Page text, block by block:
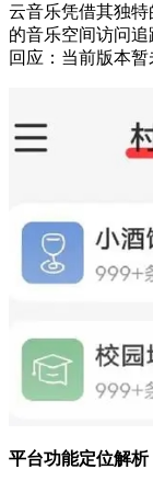
云音乐凭借其独
的音乐空间访问
回应：当前版本暂
平台功能定位解析